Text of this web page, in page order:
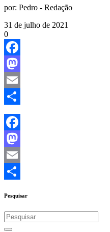
por: Pedro - Redação
31 de julho de 2021
0
Facebook
Mastodon
Email
Share
Facebook
Mastodon
Email
Pesquisar